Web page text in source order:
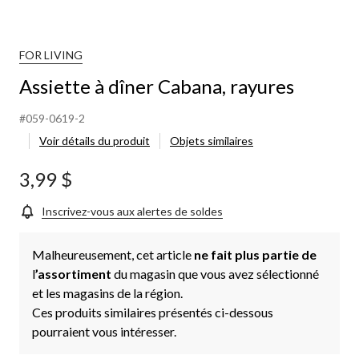
FOR LIVING
Assiette à dîner Cabana, rayures
#059-0619-2
Voir détails du produit
Objets similaires
3,99 $
Inscrivez-vous aux alertes de soldes
Malheureusement, cet article ne fait plus partie de
l’assortiment du magasin que vous avez sélectionné
et les magasins de la région.
Ces produits similaires présentés ci-dessous
pourraient vous intéresser.